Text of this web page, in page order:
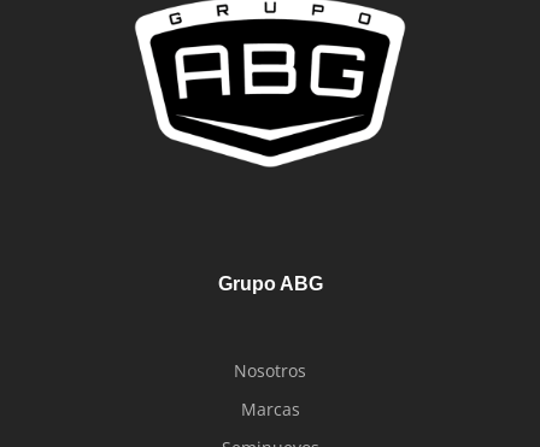
Grupo ABG
Nosotros
Marcas